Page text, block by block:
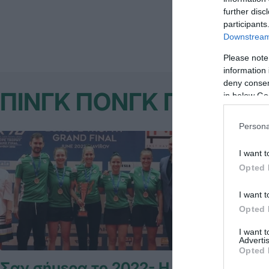
further
Please
information
deny
in below
I want
Opted
I want
Opted
I want
Opted
Θάλεια
ΠΙΝΓΚ ΠΟΝΓΚ